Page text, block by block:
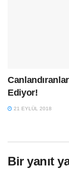
Ediyor!
21 EYLÜL 2018
Bir yanıt